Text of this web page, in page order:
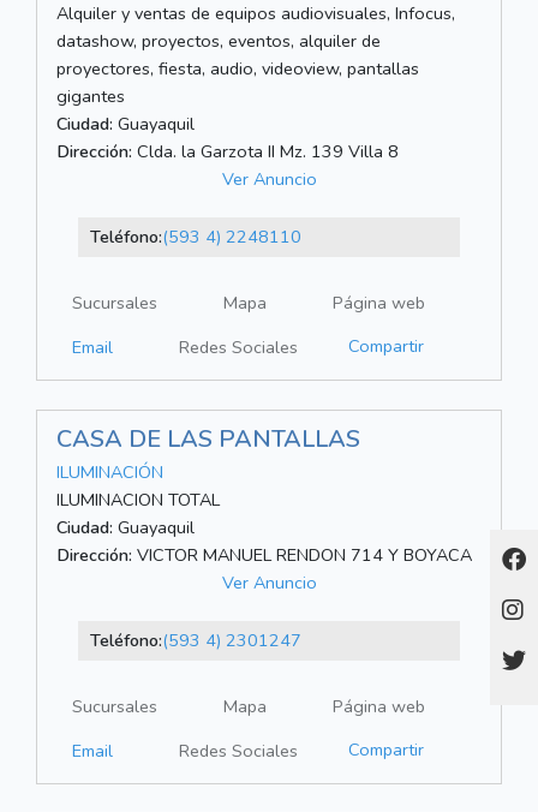
Alquiler y ventas de equipos audiovisuales, Infocus,
datashow, proyectos, eventos, alquiler de
proyectores, fiesta, audio, videoview, pantallas
gigantes
Ciudad: Guayaquil
Dirección: Clda. la Garzota II Mz. 139 Villa 8
Ver Anuncio
Teléfono:(593 4) 2248110
Sucursales Mapa
Página web
Email
Redes Sociales Compartir
CASA DE LAS PANTALLAS
ILUMINACIÓN
ILUMINACION TOTAL
Ciudad: Guayaquil
Dirección: VICTOR MANUEL RENDON 714 Y BOYACA
Ver Anuncio
Teléfono:(593 4) 2301247
Sucursales Mapa
Página web
Email
Redes Sociales Compartir